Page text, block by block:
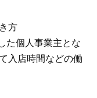
方
た個人事業主とな
入店時間などの働